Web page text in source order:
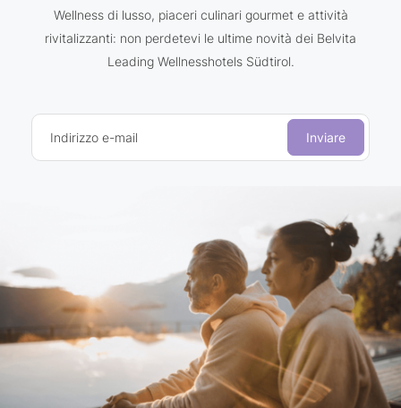
Wellness di lusso, piaceri culinari gourmet e attività
rivitalizzanti: non perdetevi le ultime novità dei Belvita
Leading Wellnesshotels Südtirol.
Indirizzo e-mail Inviare